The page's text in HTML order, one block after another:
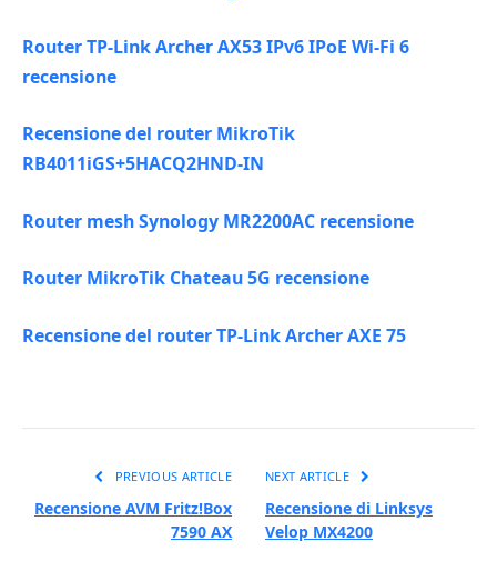
Router TP-Link Archer AX53 IPv6 IPoE Wi-Fi 6
recensione
Recensione del router MikroTik
RB4011iGS+5HACQ2HND-IN
Router mesh Synology MR2200AC recensione
Router MikroTik Chateau 5G recensione
Recensione del router TP-Link Archer AXE 75
PREVIOUS ARTICLE
Recensione AVM Fritz!Box
7590 AX
NEXT ARTICLE
Recensione di Linksys
Velop MX4200